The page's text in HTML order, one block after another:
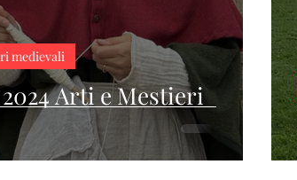
Arti e Mestieri
medievali